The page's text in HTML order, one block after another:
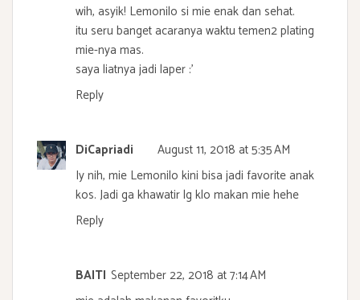
wih, asyik! Lemonilo si mie enak dan sehat.
itu seru banget acaranya waktu temen2 plating
mie-nya mas.
saya liatnya jadi laper :'
Reply
DiCapriadi
August 11, 2018 at 5:35 AM
Iy nih, mie Lemonilo kini bisa jadi favorite anak
kos. Jadi ga khawatir lg klo makan mie hehe
Reply
BAITI September 22, 2018 at 7:14 AM